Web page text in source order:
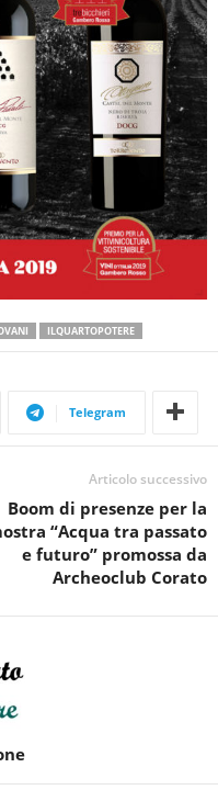
ILQUARTOPOTERE
Telegram
Articolo successivo
Boom di presenze per la
“Acqua tra passato
e futuro” promossa da
Archeoclub Corato